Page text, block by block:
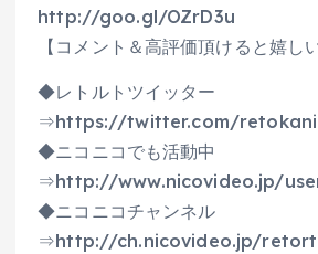
http://goo.gl/OZrD3u
【コメント＆高評価頂けると嬉し
◆レトルトツイッター
⇒https://twitter.com/retokani
◆ニコニコでも活動中
⇒http://www.nicovideo.jp/
◆ニコニコチャンネル
⇒http://ch.nicovideo.jp/retort